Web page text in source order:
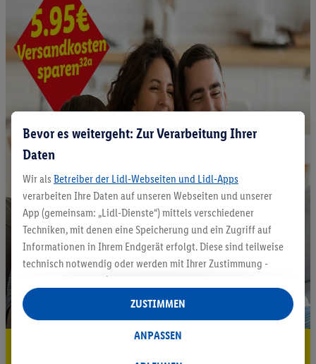
Bevor es weitergeht: Zur Verarbeitung Ihrer
Daten
Wir als Betreiber der Lidl-Webseiten und Lidl-Apps
verarbeiten Ihre Daten auf unseren Webseiten und unserer
App (gemeinsam: „Lidl-Dienste“) mittels verschiedener
Techniken, mit denen eine Speicherung und ein Zugriff auf
Informationen in Ihrem Endgerät erfolgt. Diese sind teilweise
technisch notwendig oder werden mit Ihrer Zustimmung -
auch durch Partner (u.a.
Verantwortliche; im Zusammenhang mit dem IAB TCF
insgesamt
Statistik-Erstellung oder für personalisierte Werbung
ANPASSEN
ZUSTIMMEN